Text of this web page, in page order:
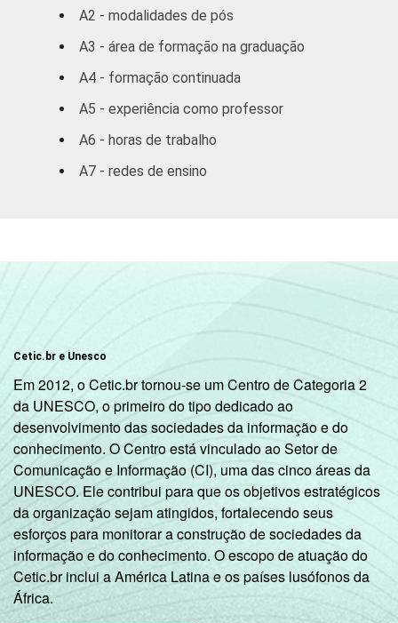
Sul
DEPENDÊNCIA
ADMINISTRATIVA
Municipal
SÉRIE
4ª série / 5º
Ensino
Médio
69 31
COMPUTADOR
INSTALADO NO
LABORATÓRIO DE
INFORMÁTICA
Tem 73
Não tem 73 27
INTERNET
INSTALADA NO
INFORMÁTICA
Tem 73 27
Não tem
A2 - modalidades de pós
A3 - área de formação na graduação
A4 - formação continuada
A5 - experiência como professor
A6 - horas de trabalho
A7 - redes de ensino
Cetic.br e Unesco
Em 2012, o Cetic.br tornou-se um Centro de Categoria 2
da UNESCO, o primeiro do tipo dedicado ao
desenvolvimento das sociedades da informação e do
conhecimento. O Centro está vinculado ao Setor de
Comunicação e Informação (CI), uma das cinco áreas da
UNESCO. Ele contribui para que os objetivos estratégicos
da organização sejam atingidos, fortalecendo seus
esforços para monitorar a construção de sociedades da
informação e do conhecimento. O escopo de atuação do
Cetic.br inclui a América Latina e os países lusófonos da
África.